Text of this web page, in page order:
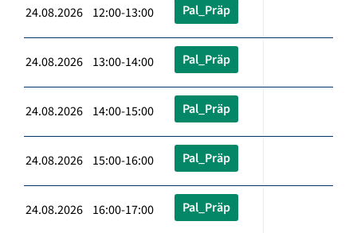
24.08.2026 12:00-13:00 Pal_Präp
24.08.2026 13:00-14:00 Pal_Präp
24.08.2026 14:00-15:00 Pal_Präp
24.08.2026 15:00-16:00 Pal_Präp
24.08.2026 16:00-17:00 Pal_Präp